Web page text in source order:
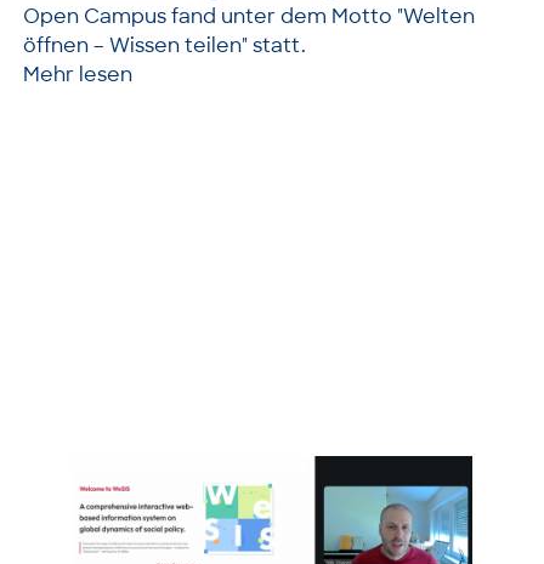
Open Campus fand unter dem Motto "Welten
öffnen – Wissen teilen" statt.
Mehr lesen